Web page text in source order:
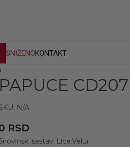
SNIŽENOKONTAKT
PAPUCE
N/A
RSD
sastav: Lice:Velur